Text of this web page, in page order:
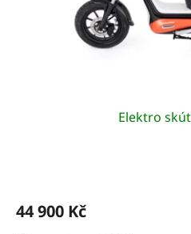
Elektro
44 900 Kč